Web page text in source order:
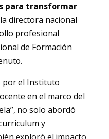
para transformar
directora nacional
profesional
de Formación
por el Instituto
en el marco del
no solo abordó
y